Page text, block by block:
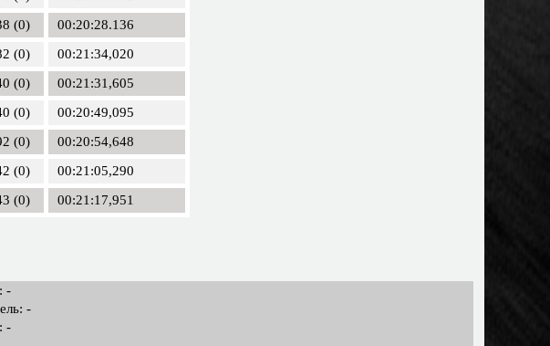
(0)
00:20:28.136
(0)
00:21:34,020
(0)
00:21:31,605
(0)
00:20:49,095
(0)
00:20:54,648
(0)
00:21:05,290
(0) 00:21:17,951
-
-
-